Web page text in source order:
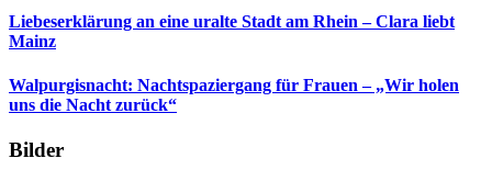
Liebeserklärung an eine uralte Stadt am Rhein – Clara liebt
Mainz
Walpurgisnacht: Nachtspaziergang für Frauen – „Wir holen
uns die Nacht zurück“
Bilder